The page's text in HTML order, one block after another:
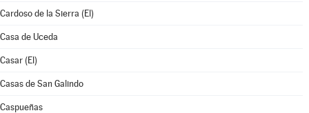
Cardoso de la Sierra (El)
Casa de Uceda
Casar (El)
Casas de San Galindo
Caspueñas